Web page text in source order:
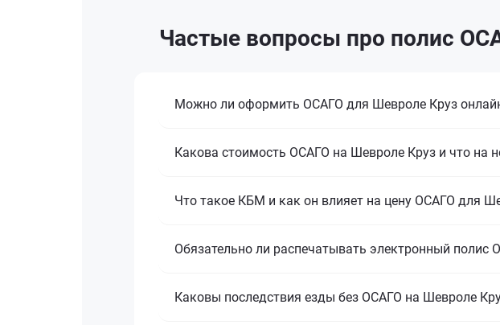
Частые вопросы про полис
Можно ли оформить ОСАГО для Шевроле Круз
Какова стоимость ОСАГО на Шевроле Круз и что на
Что такое КБМ и как он влияет на цену ОСАГО для
Обязательно ли распечатывать электронный полис
Каковы последствия езды без ОСАГО на Шевроле